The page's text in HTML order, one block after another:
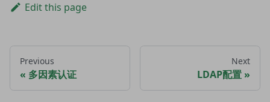
Edit this page
Previous
多因素认证
Next
LDAP配置